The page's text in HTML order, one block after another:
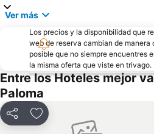
Ver más
Los precios y la disponibilidad que
web de reserva cambian de manera
posible que no siempre encuentres
la misma oferta que viste en trivago.
Entre los Hoteles mejor
Paloma
CompartirAñadir a favoritos